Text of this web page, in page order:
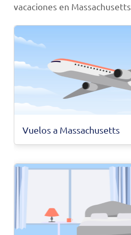
vacaciones en Massachusetts
Vuelos a Massachusetts